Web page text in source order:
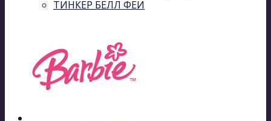
ТИНКЕР БЕЛЛ ФЕИ